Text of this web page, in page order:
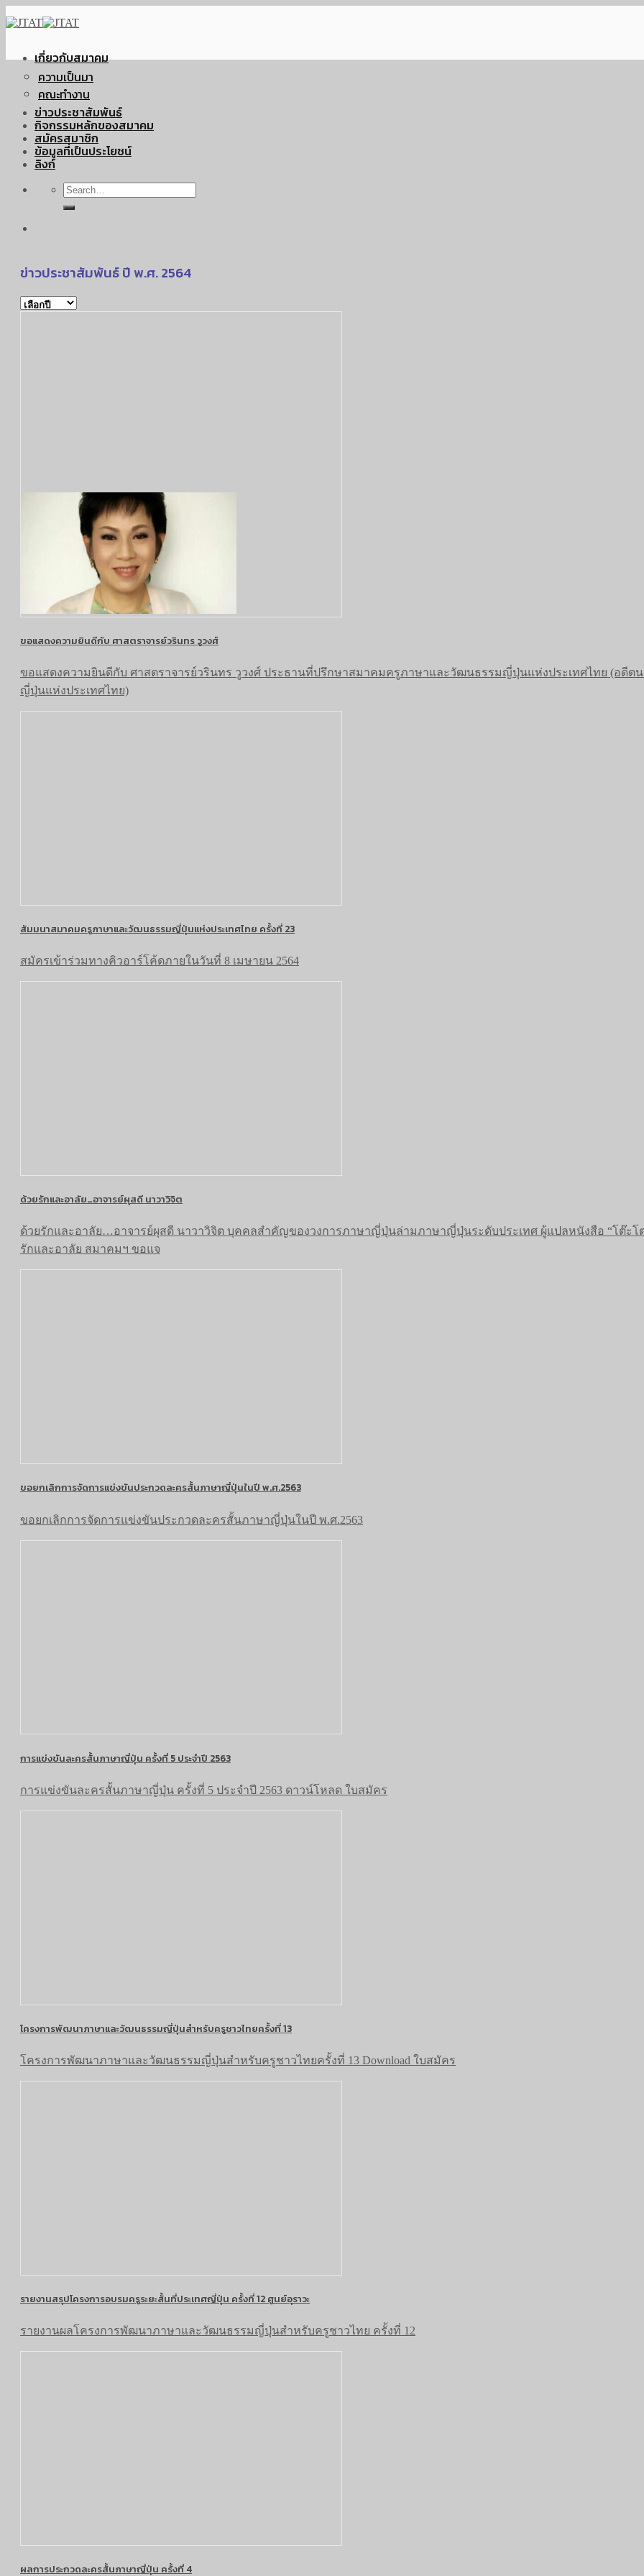
to
เกี่ยวกับสมาคม
ความเป็นมา
คณะทำงาน
ข่าวประชาสัมพันธ์
กิจกรรมหลักของสมาคม
สมัครสมาชิก
ข้อมูลที่เป็นประโยชน์
ลิงก์
ข่าวประชาสัมพันธ์ ปี พ.ศ. 2564
ขอแสดงความยินดีกับ ศาสตราจารย์วรินทร วูวงศ์
ขอแสดงความยินดีกับ ศาสตราจารย์วรินทร วูวงศ์ ประธานที่ปรึกษาสมาคมครูภาษาและวัฒนธรรมญี่ปุ่นแห่งประเทศไทย (อดี
ญี่ปุ่นแห่งประเทศไทย)
สัมมนาสมาคมครูภาษาและวัฒนธรรมญี่ปุ่นแห่งประเทศไทย ครั้งที่ 23
สมัครเข้าร่วมทางคิวอาร์โค้ดภายในวันที่ 8 เมษายน 2564
ด้วยรักและอาลัย…อาจารย์ผุสดี นาวาวิจิต
ด้วยรักและอาลัย…อาจารย์ผุสดี นาวาวิจิต บุคคลสำคัญของวงการภาษาญี่ปุ่นล่ามภาษาญี่ปุ่นระดับประเทศ ผู้แปลหนังสือ “โต๊ะโ
รักและอาลัย สมาคมฯ ขอแจ
ขอยกเลิกการจัดการแข่งขันประกวดละครสั้นภาษาญี่ปุ่นในปี พ.ศ.2563
ขอยกเลิกการจัดการแข่งขันประกวดละครสั้นภาษาญี่ปุ่นในปี พ.ศ.2563
การแข่งขันละครสั้นภาษาญี่ปุ่น ครั้งที่ 5 ประจำปี 2563
การแข่งขันละครสั้นภาษาญี่ปุ่น ครั้งที่ 5 ประจำปี 2563 ดาวน์โหลด ใบสมัคร
โครงการพัฒนาภาษาและวัฒนธรรมญี่ปุ่นสำหรับครูชาวไทยครั้งที่ 13
โครงการพัฒนาภาษาและวัฒนธรรมญี่ปุ่นสำหรับครูชาวไทยครั้งที่ 13 Download ใบสมัคร
รายงานสรุปโครงการอบรมครูระยะสั้นที่ประเทศญี่ปุ่น ครั้งที่ 12 ศูนย์อุราวะ
รายงานผลโครงการพัฒนาภาษาและวัฒนธรรมญี่ปุ่นสำหรับครูชาวไทย ครั้งที่ 12
ผลการประกวดละครสั้นภาษาญี่ปุ่น ครั้งที่ 4